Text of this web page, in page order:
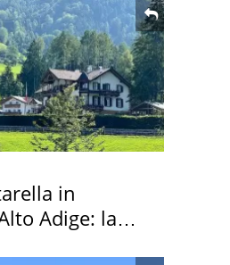
in
Adige: la